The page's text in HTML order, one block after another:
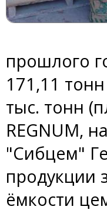
прошлого
171,11
тыс. тонн
REGNUM,
"Сибцем"
продукции
ёмкости